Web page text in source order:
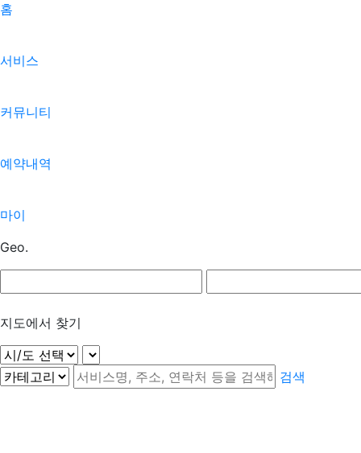
홈
서비스
커뮤니티
예약내역
마이
Geo.
지도에서 찾기
검색